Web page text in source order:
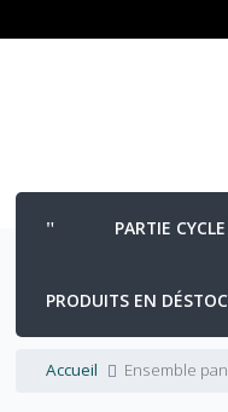
PARTIE CYCLE
PRODUITS EN
Accueil Ensemble